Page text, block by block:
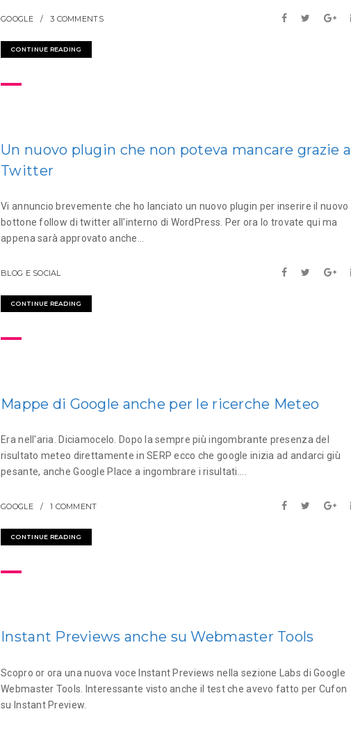
GOOGLE 3 COMMENTS
CONTINUE READING
Un nuovo plugin che non poteva mancare grazie a
Twitter
Vi annuncio brevemente che ho lanciato un nuovo plugin per inserire il nuovo
bottone follow di twitter all'interno di WordPress. Per ora lo trovate qui ma
appena sarà approvato anche...
BLOG E SOCIAL
CONTINUE READING
Mappe di Google anche per le ricerche Meteo
Era nell'aria. Diciamocelo. Dopo la sempre più ingombrante presenza del
risultato meteo direttamente in SERP ecco che google inizia ad andarci giù
pesante, anche Google Place a ingombrare i risultati....
GOOGLE 1 COMMENT
CONTINUE READING
Instant Previews anche su Webmaster Tools
Scopro or ora una nuova voce Instant Previews nella sezione Labs di Google
Webmaster Tools. Interessante visto anche il test che avevo fatto per Cufon
su Instant Preview.